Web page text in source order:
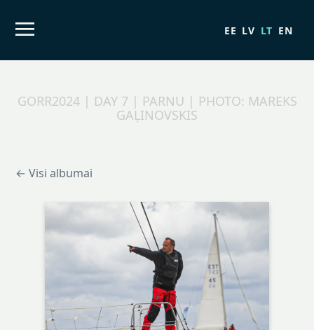
EE LV LT EN
GORR2024 | DAY 7 | PARNU | PHOTO: MAREKS
GAĻINOVSKIS
← Visi albumai